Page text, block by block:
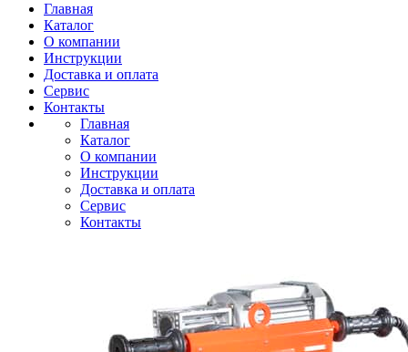
Главная
Каталог
О компании
Инструкции
Доставка и оплата
Сервис
Контакты
Главная
Каталог
О компании
Инструкции
Доставка и оплата
Сервис
Контакты